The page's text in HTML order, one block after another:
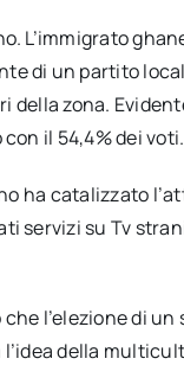
L’immigrato
di un partito
zona.
il 54,4% dei voti.
ha catalizzato
servizi su Tv
l’elezione di
della